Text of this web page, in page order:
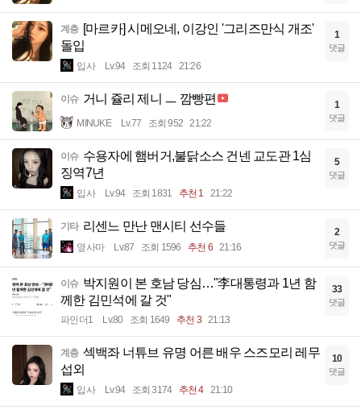
계층 [마르카] 시메오네, 이강인 '그리즈만식 개조'
돌입
입사 Lv.94 조회 1124 21:26
1
댓글
이슈 거니 쥴리 제니 ㅡ 깜빵편
MINUKE Lv.77 조회 952 21:22
1
댓글
이슈 수용자에 햄버거,불닭소스 건넨 교도관 1심
징역7년
입사 Lv.94 조회 1831 추천 1 21:22
5
댓글
기타 리센느 만난 맨시티 선수들
옆사마 Lv.87 조회 1596 추천 6 21:16
2
댓글
이슈 박지원이 본 호남 당심…"李대통령과 1년 함
께한 김민석에 갈 것"
파인더1 Lv.80 조회 1649 추천 3 21:13
33
댓글
계층 섹백좌 너튜브 유명 어른 배우 스즈모리 레무
섭외
입사 Lv.94 조회 3174 추천 4 21:10
10
댓글